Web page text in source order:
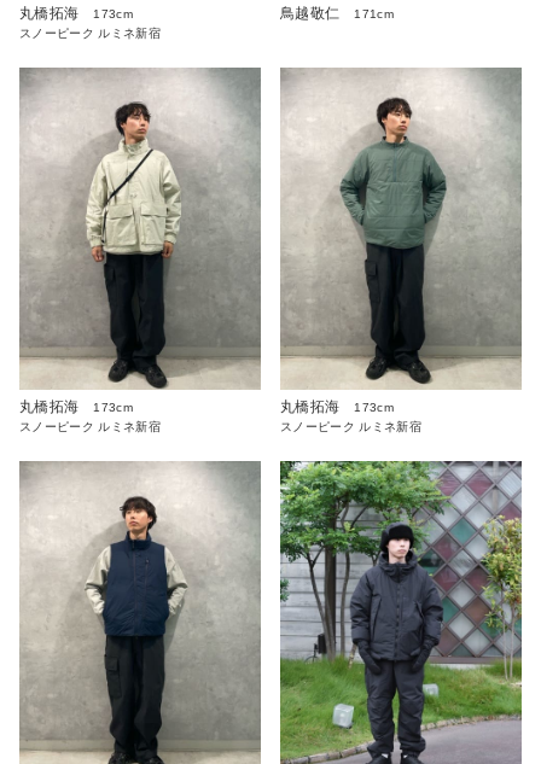
丸橋拓海
173cm
スノーピーク ルミネ新宿
鳥越敬仁 171cm
丸橋拓海
173cm
スノーピーク ルミネ新宿
丸橋拓海
173cm
スノーピーク ルミネ新宿